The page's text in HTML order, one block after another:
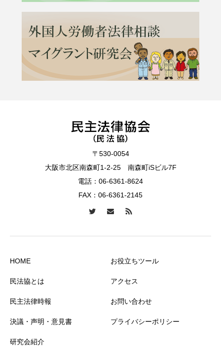
〒530-0054
大阪市北区南森町1-2-25 南森町iSビル7F
電話： 06-6361-8624
FAX：06-6361-2145
HOME
民法協とは
民主法律時報
決議・声明・意見書
研究会紹介
お役立ちツール
アクセス
お問い合わせ
プライバシーポリシー